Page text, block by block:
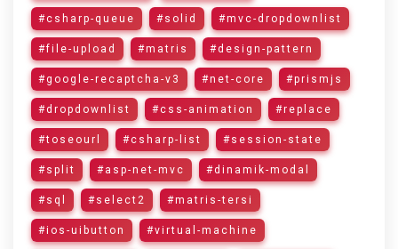
#csharp-queue #solid #mvc-dropdownlist
#file-upload #matris #design-pattern
#google-recaptcha-v3 #net-core #prismjs
#dropdownlist #css-animation #replace
#toseourl #csharp-list #session-state
#split #asp-net-mvc #dinamik-modal
#sql #select2 #matris-tersi
#ios-uibutton #virtual-machine